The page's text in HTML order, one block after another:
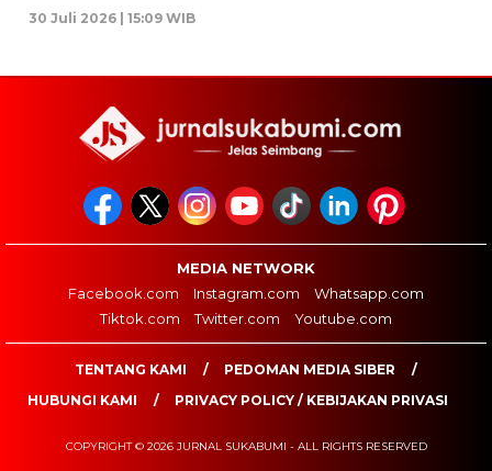
30 Juli 2026 | 15:09 WIB
MEDIA NETWORK
Facebook.com
Instagram.com
Whatsapp.com
Tiktok.com
Twitter.com Youtube.com
TENTANG KAMI
PEDOMAN MEDIA SIBER
HUBUNGI KAMI
PRIVACY POLICY / KEBIJAKAN PRIVASI
COPYRIGHT © 2026 JURNAL SUKABUMI - ALL RIGHTS RESERVED